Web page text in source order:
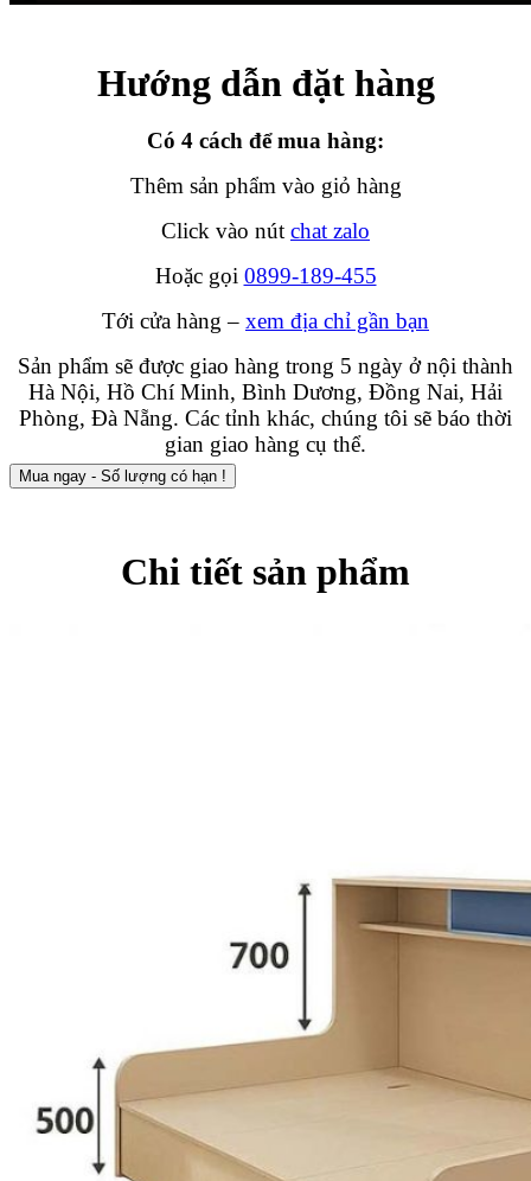
Hướng dẫn đặt hàng
Có 4 cách để mua hàng:
Thêm sản phẩm vào giỏ hàng
Click vào nút chat zalo
Hoặc gọi 0899-189-455
Tới cửa hàng – xem địa chỉ gần bạn
Sản phẩm sẽ được giao hàng trong 5 ngày ở nội thành
Hà Nội, Hồ Chí Minh, Bình Dương, Đồng Nai, Hải
Phòng, Đà Nẵng. Các tỉnh khác, chúng tôi sẽ báo thời
gian giao hàng cụ thể.
Mua ngay - Số lượng có hạn !
Chi tiết sản phẩm